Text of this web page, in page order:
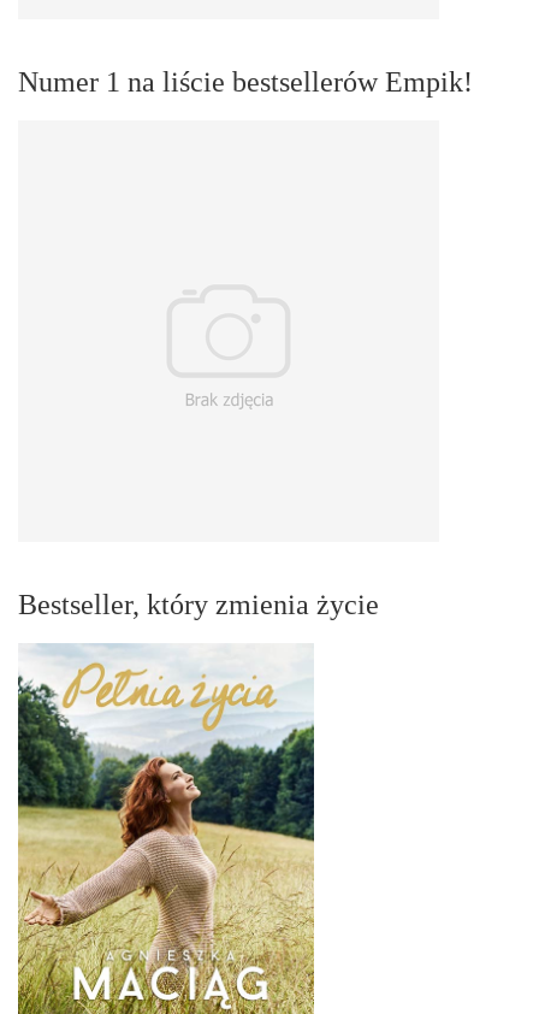
Numer 1 na liście bestsellerów Empik!
Bestseller, który zmienia życie